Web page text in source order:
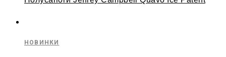
НОВИНКИ